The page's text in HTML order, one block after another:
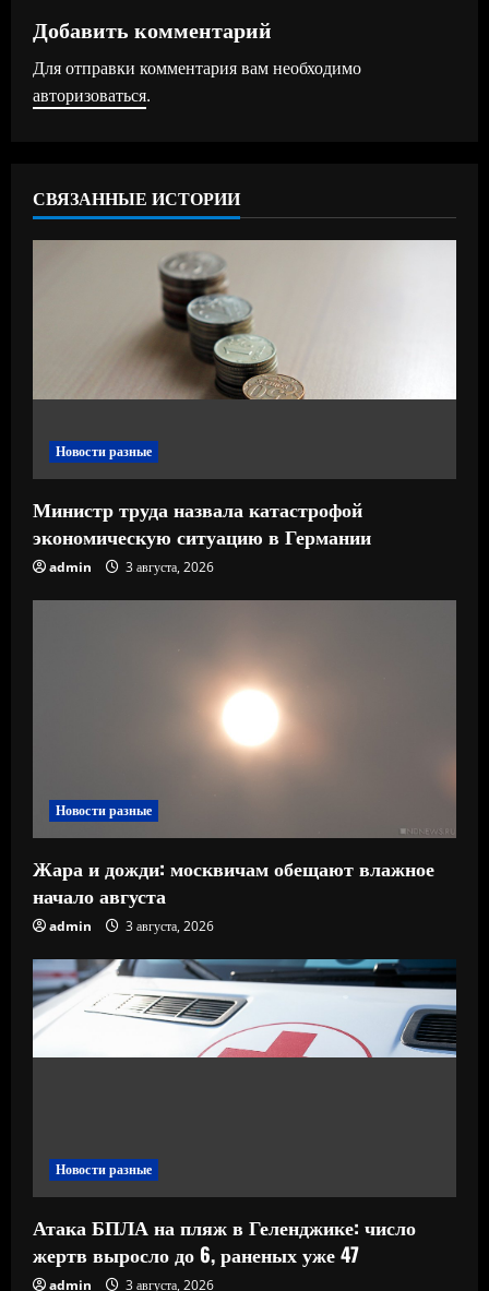
ж
и
ч
и
Добавить комментарий
Для отправки комментария вам необходимо
авторизоваться.
СВЯЗАННЫЕ ИСТОРИИ
Новости разные
Министр труда назвала катастрофой
экономическую ситуацию в Германии
admin 3 августа, 2026
Новости разные
Жара и дожди: москвичам обещают влажное
начало августа
admin 3 августа, 2026
Новости разные
Атака БПЛА на пляж в Геленджике: число
жертв выросло до 6, раненых уже 47
admin 3 августа, 2026